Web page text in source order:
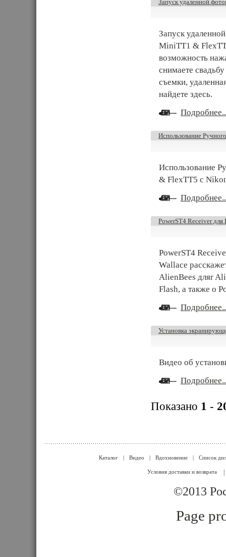
Запуск удаленной
Запуск
MiniTT1 &
возможность
снимаете
съемки,
найдете здесь.
Использование
Использование
& FlexTT5 с
PowerST4 Receiver
PowerST4
Wallace
AlienBees дляr
Flash, а также о
Установка
Видео об
Показано 1 -
Каталог | Видео | Вдохновение | Список
Условия доставки и возврата
©2013
Page